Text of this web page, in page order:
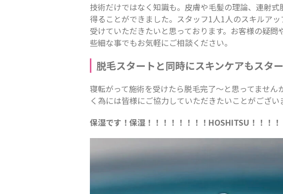
技術だけではなく知識も。皮膚や毛髪の理論、連射
得ることができました。スタッフ1人1人のスキルア
受けていただきたいと思っております。お客様の疑
些細な事でもお気軽にご相談ください。
脱毛スタートと同時にスキンケアもスタ
寝転がって施術を受けたら脱毛完了～と思ってませ
く為には皆様にご協力していただきたいことがござい
保湿です！保湿！！！！！！！！HOSHITSU！！！！